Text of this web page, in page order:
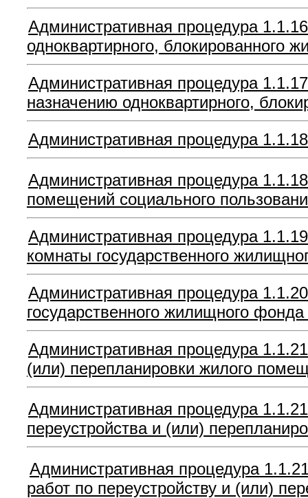
Административная процедура
одноквартирного, блокированного
Административная процедура
назначению одноквартирного,
Административная процедура
Административная процедура 1.1.18
помещений социального
Административная процедура
комнаты государственного
Административная процедура
государственного жилищного
Административная процедура
(или) перепланировки жилого
Административная процедура 1.1.21
переустройства и (или)
Административная процедура
работ по переустройству и (или)